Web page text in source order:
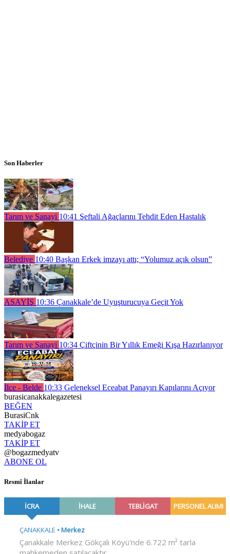
Son Haberler
Tarım ve Sanayi 10:41 Şeftali Ağaçlarını Tehdit Eden Hastalık
Belediye 10:40 Başkan Erkek imzayı attı; “Yolumuz açık olsun”
ASAYİŞ 10:36 Çanakkale’de Uyuşturucuya Geçit Yok
Tarım ve Sanayi 10:34 Çiftçinin Bir Yıllık Emeği Kışa Hazırlanıyor
İlçe - Belde 10:33 Geleneksel Eceabat Panayırı Kapılarını Açıyor
burasicanakkalegazetesi
BEĞEN
BurasiCnk
TAKİP ET
medyabogaz
TAKİP ET
@bogazmedyatv
ABONE OL
Resmî İlanlar